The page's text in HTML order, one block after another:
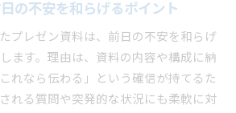
の不安を和らげるポイント
プレゼン資料は、前日の不安を和らげ
ます。理由は、資料の内容や構成に納
れなら伝わる」という確信が持てるた
れる質問や突発的な状況にも柔軟に対